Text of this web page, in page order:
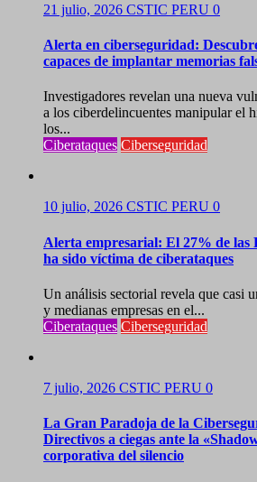
21 julio, 2026 CSTIC PERU 0
Alerta en ciberseguridad:
capaces de implantar memorias
Investigadores revelan una nueva
a los ciberdelincuentes manipular el
los...
Ciberataques Ciberseguridad
10 julio, 2026 CSTIC PERU 0
Alerta empresarial: El 27% de las
ha sido víctima de ciberataques
Un análisis sectorial revela que casi
y medianas empresas en el...
Ciberataques Ciberseguridad
7 julio, 2026 CSTIC PERU 0
La Gran Paradoja de la
Directivos a ciegas ante la
corporativa del silencio